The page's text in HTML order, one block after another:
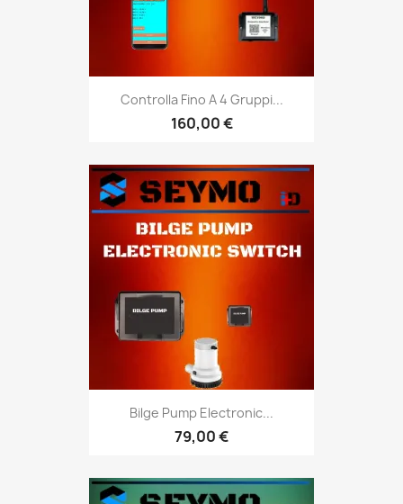
Controlla Fino A 4 Gruppi...
160,00 €
Bilge Pump Electronic...
79,00 €